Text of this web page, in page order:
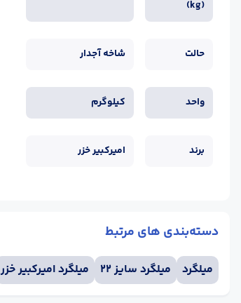
(kg)
حالت شاخه آجدار
واحد کیلوگرم
برند امیرکبیر خزر
دسته‌بندی های مرتبط
میلگرد میلگرد سایز 22 میلگرد امیرکبیر خزر